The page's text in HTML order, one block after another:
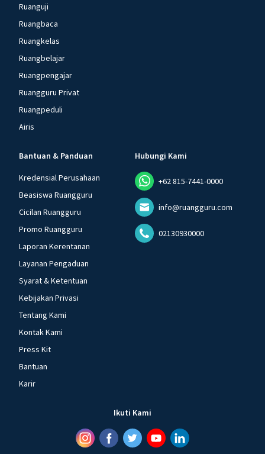
Ruanguji
Ruangbaca
Ruangkelas
Ruangbelajar
Ruangpengajar
Ruangguru Privat
Ruangpeduli
Airis
Bantuan & Panduan
Kredensial Perusahaan
Beasiswa Ruangguru
Cicilan Ruangguru
Promo Ruangguru
Laporan Kerentanan
Layanan Pengaduan
Syarat & Ketentuan
Kebijakan Privasi
Tentang Kami
Kontak Kami
Press Kit
Bantuan
Karir
Hubungi Kami
+62 815-7441-0000
info@ruangguru.com
02130930000
Ikuti Kami